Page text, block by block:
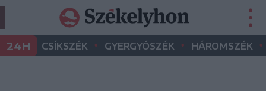
24H CSÍKSZÉK • GYERGYÓSZÉK • HÁROMSZÉK •